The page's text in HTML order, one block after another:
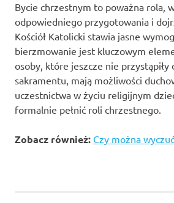
Bycie chrzestnym to poważna rola,
odpowiedniego przygotowania i
Kościół Katolicki stawia jasne
bierzmowanie jest kluczowym
osoby, które jeszcze nie przystąpiły
sakramentu, mają możliwości
uczestnictwa w życiu religijnym
formalnie pełnić roli chrzestnego.
Zobacz również: Czy można